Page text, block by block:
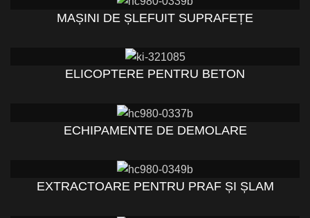
MAȘINI DE ȘLEFUIT SUPRAFEȚE
ELICOPTERE PENTRU BETON
ECHIPAMENTE DE DEMOLARE
EXTRACTOARE PENTRU PRAF ȘI ȘLAM